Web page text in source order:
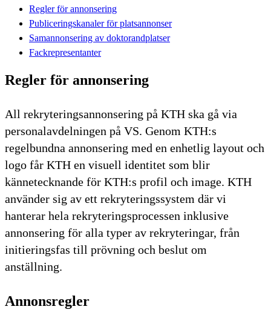
Regler för annonsering
Publiceringskanaler för platsannonser
Samannonsering av doktorandplatser
Fackrepresentanter
Regler för annonsering
All rekryteringsannonsering på KTH ska gå via
personalavdelningen på VS. Genom KTH:s
regelbundna annonsering med en enhetlig layout och
logo får KTH en visuell identitet som blir
kännetecknande för KTH:s profil och image. KTH
använder sig av ett rekryteringssystem där vi
hanterar hela rekryteringsprocessen inklusive
annonsering för alla typer av rekryteringar, från
initieringsfas till prövning och beslut om
anställning.
Annonsregler